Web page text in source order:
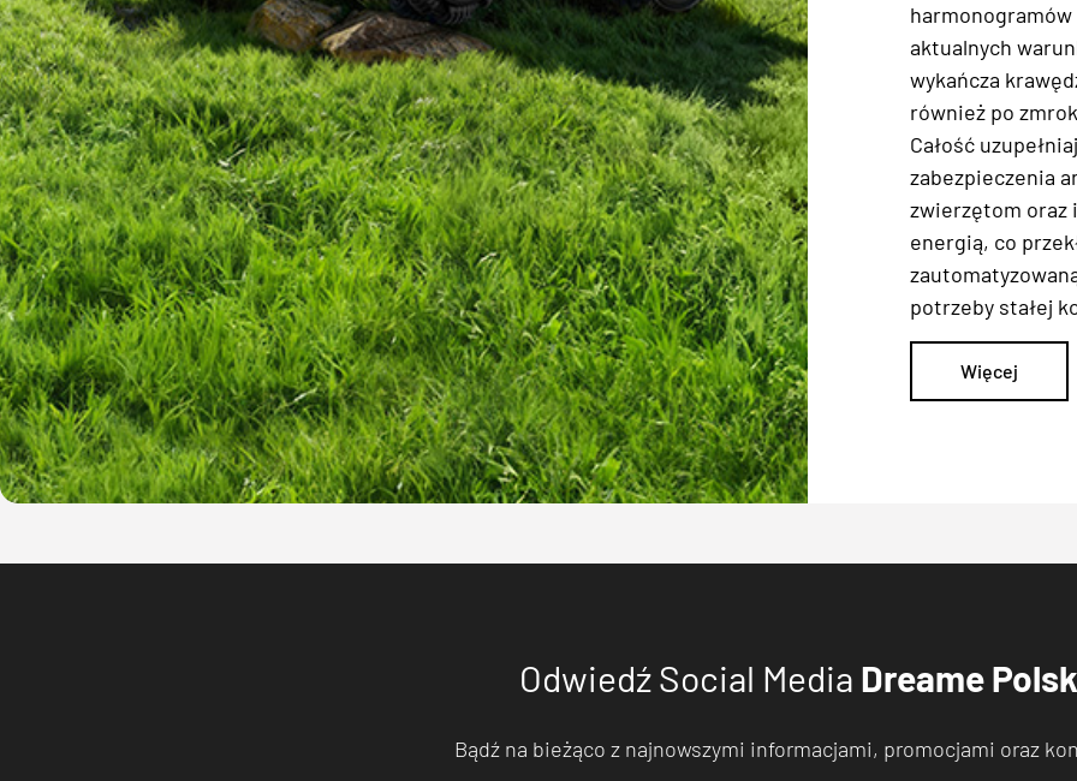
aktualnych
wykańcza
również po
Całość
zabezpieczenia
zwierzętom oraz
energią, co
potrzeby stałej
Więcej
Odwiedź Social Media Dreame
Bądź na bieżąco z najnowszymi informacjami, promocjami oraz